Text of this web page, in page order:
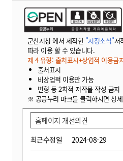
군산시청 에서 제작한 "시정소식"저
따라 이용 할 수 있습니다.
제 4 유형: 출처표시+상업적 이용금
출처표시
비상업적 이용만 가능
변형 등 2차적 저작물 작성 금지
※ 공공누리 마크를 클릭하시면 상
최근수정일 2024-08-29
홈페이지 개선의견